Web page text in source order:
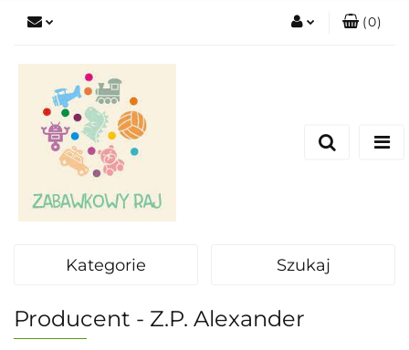
(0)
Kategorie Szukaj
Producent - Z.P. Alexander